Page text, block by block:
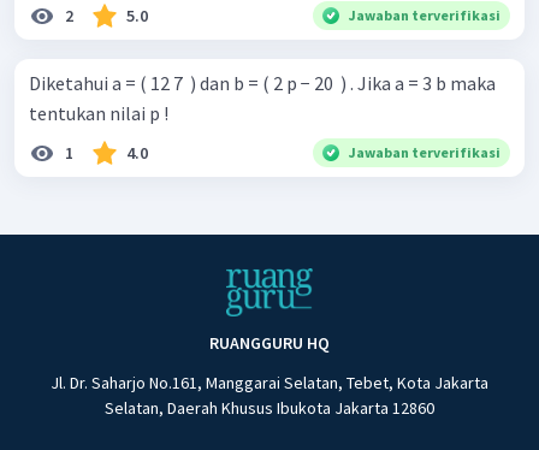
2 5.0 Jawaban terverifikasi
Diketahui a = ( 12 7 ​ ) dan b = ( 2 p − 20 ​ ) . Jika a = 3 b maka
tentukan nilai p !
1 4.0 Jawaban terverifikasi
RUANGGURU HQ
Jl. Dr. Saharjo No.161, Manggarai Selatan, Tebet, Kota Jakarta
Selatan, Daerah Khusus Ibukota Jakarta 12860